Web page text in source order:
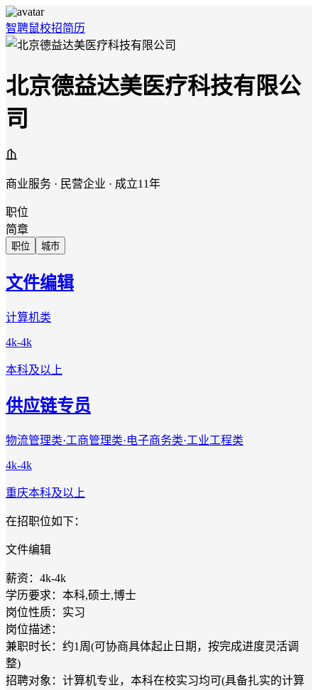
智聘鼠校招简历
北京德益达美医疗科技有限公
司
商业服务 · 民营企业 · 成立11年
职位
简章
职位 城市
文件编辑
计算机类
4k-4k
本科及以上
供应链专员
物流管理类·工商管理类·电子商务类·工业工程类
4k-4k
重庆本科及以上
在招职位如下：
文件编辑
薪资：4k-4k
学历要求：本科,硕士,博士
岗位性质：实习
岗位描述：
兼职时长：约1周(可协商具体起止日期，按完成进度灵活调
整)
招聘对象：计算机专业，本科在校实习均可(具备扎实的计算